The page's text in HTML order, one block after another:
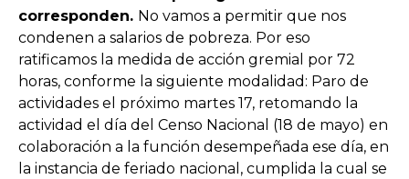
corresponden. No vamos a permitir que nos
condenen a salarios de pobreza. Por eso
ratificamos la medida de acción gremial por 72
horas, conforme la siguiente modalidad: Paro de
actividades el próximo martes 17, retomando la
actividad el día del Censo Nacional (18 de mayo) en
colaboración a la función desempeñada ese día, en
la instancia de feriado nacional, cumplida la cual se